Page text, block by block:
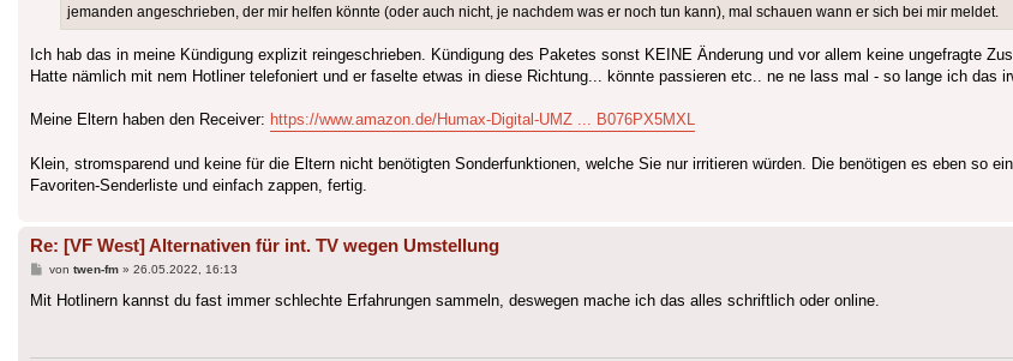
jemanden angeschrieben, der mir helfen könnte (oder auch nicht, je nachdem was er noch tun kann), mal schauen wann er sich bei mir meldet.
Ich hab das in meine Kündigung explizit reingeschrieben. Kündigung des Paketes sonst KEINE Änderung und vor allem keine ungefragte
Hatte nämlich mit nem Hotliner telefoniert und er faselte etwas in diese Richtung... könnte passieren etc.. ne ne lass mal - so lange ich das
Meine Eltern haben den Receiver: https://www.amazon.de/Humax-Digital-UMZ ... B076PX5MXL
Klein, stromsparend und keine für die Eltern nicht benötigten Sonderfunktionen, welche Sie nur irritieren würden. Die benötigen es eben so
Favoriten-Senderliste und einfach zappen, fertig.
Re: [VF West] Alternativen für int. TV wegen Umstellung
Beitrag
von twen-fm» 26.05.2022, 16:13
Mit Hotlinern kannst du fast immer schlechte Erfahrungen sammeln, deswegen mache ich das alles schriftlich oder online.